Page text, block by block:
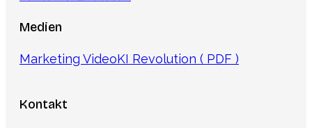
Medien
Marketing VideoKI Revolution ( PDF )
Kontakt